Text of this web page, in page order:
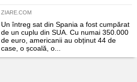
ZIARE.COM
Un întreg sat din Spania a fost cumpărat
de un cuplu din SUA. Cu numai 350.000
de euro, americanii au obținut 44 de
case, o școală, o...